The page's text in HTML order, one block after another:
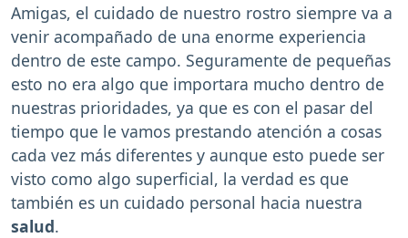
Amigas, el cuidado de nuestro rostro siempre va a
venir acompañado de una enorme experiencia
dentro de este campo. Seguramente de pequeñas
esto no era algo que importara mucho dentro de
nuestras prioridades, ya que es con el pasar del
tiempo que le vamos prestando atención a cosas
cada vez más diferentes y aunque esto puede ser
visto como algo superficial, la verdad es que
también es un cuidado personal hacia nuestra
salud.